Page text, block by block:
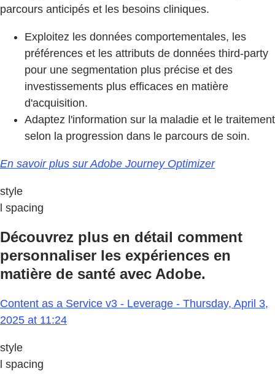
parcours anticipés et les besoins cliniques.
Exploitez les données comportementales, les
préférences et les attributs de données third-party
pour une segmentation plus précise et des
investissements plus efficaces en matière
d'acquisition.
Adaptez l'information sur la maladie et le traitement
selon la progression dans le parcours de soin.
En savoir plus sur Adobe Journey Optimizer
style
l spacing
Découvrez plus en détail comment
personnaliser les expériences en
matière de santé avec Adobe.
Content as a Service v3 - Leverage - Thursday, April 3,
2025 at 11:24
style
l spacing